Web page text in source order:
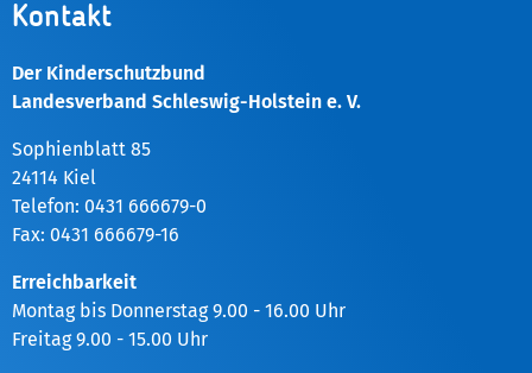
Kontakt
Der Kinderschutzbund
Landesverband Schleswig-Holstein e. V.
Sophienblatt 85
24114 Kiel
Telefon: 0431 666679-0
Fax: 0431 666679-16
Erreichbarkeit
Montag bis Donnerstag 9.00 - 16.00 Uhr
Freitag 9.00 - 15.00 Uhr